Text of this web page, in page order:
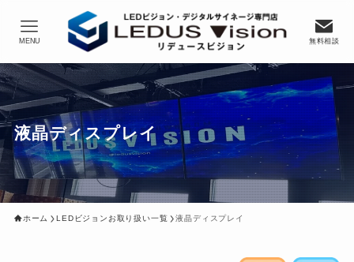
無料相談
MENU
液晶ディスプレイ
ホーム LEDビジョンお取り扱い一覧 液晶ディスプレイ